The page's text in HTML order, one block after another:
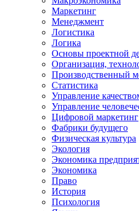
Маркетинг
Менеджмент
Логистика
Логика
Основы проектной
Организация,
Производственный
Статистика
Управление
Управление
Цифровой маркетинг
Фабрики будущего
Физическая культура
Экология
Экономика
Экономика
Право
История
Психология